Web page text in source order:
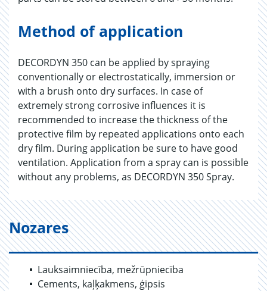
Method of application
DECORDYN 350 can be applied by spraying
conventionally or electrostatically, immersion or
with a brush onto dry surfaces. In case of
extremely strong corrosive influences it is
recommended to increase the thickness of the
protective film by repeated applications onto each
dry film. During application be sure to have good
ventilation. Application from a spray can is possible
without any problems, as DECORDYN 350 Spray.
Nozares
Lauksaimniecība, mežrūpniecība
Cements, kaļķakmens, ģipsis